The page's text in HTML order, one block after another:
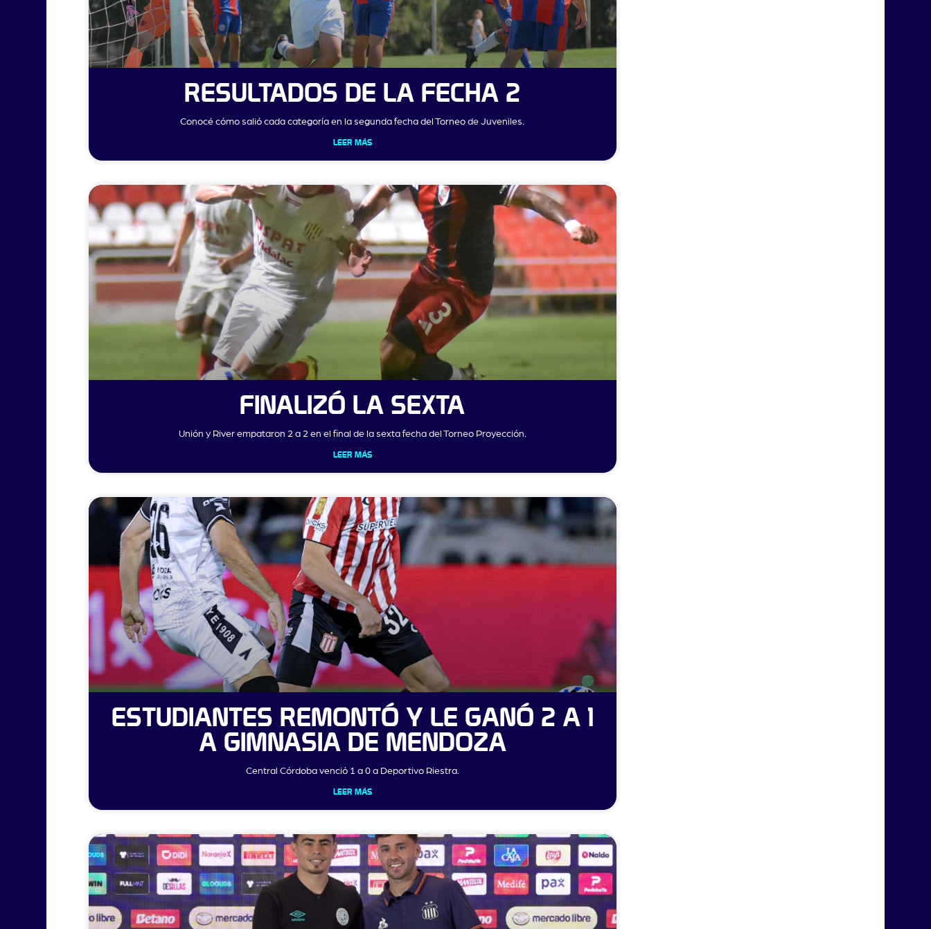
RESULTADOS DE LA FECHA 2
Conocé cómo salió cada categoría en la segunda fecha del Torneo de Juveniles.
LEER MÁS
FINALIZÓ LA SEXTA
Unión y River empataron 2 a 2 en el final de la sexta fecha del Torneo Proyección.
LEER MÁS
ESTUDIANTES REMONTÓ Y LE GANÓ 2 A 1
A GIMNASIA DE MENDOZA
Central Córdoba venció 1 a 0 a Deportivo Riestra.
LEER MÁS